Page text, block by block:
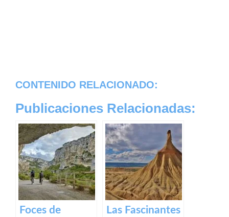
CONTENIDO RELACIONADO:
Publicaciones Relacionadas:
Foces de
Las Fascinantes